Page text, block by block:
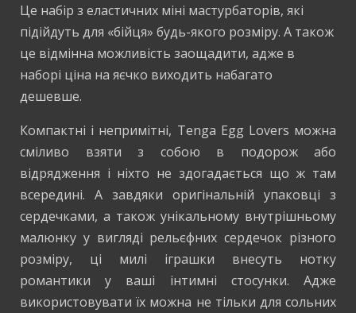
Це набір з еластичних міні мастурбаторів, які
підійдуть для «бійця» будь-якого розміру. А також
це відмінна можливість заощадити, адже в
наборі ціна на яєчко виходить набагато
дешевше.
Компактні і непримітні, Tenga Egg Lovers можна
сміливо взяти з собою в подорож або
відрядження і ніхто не здогадається що ж там
всередині. А завдяки оригінальній упаковці з
сердечками, а також унікальному внутрішньому
малюнку у вигляді рельєфних сердечок різного
розміру, ці милі іграшки внесуть нотку
романтики у ваші інтимні стосунки. Адже
використовувати їх можна не тільки для сольних